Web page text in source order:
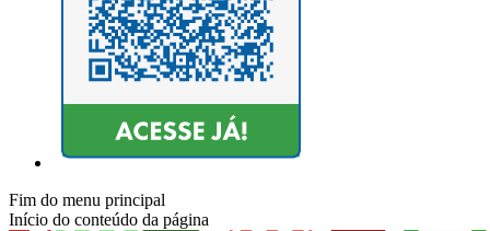
Fim do menu principal
Início do conteúdo da página